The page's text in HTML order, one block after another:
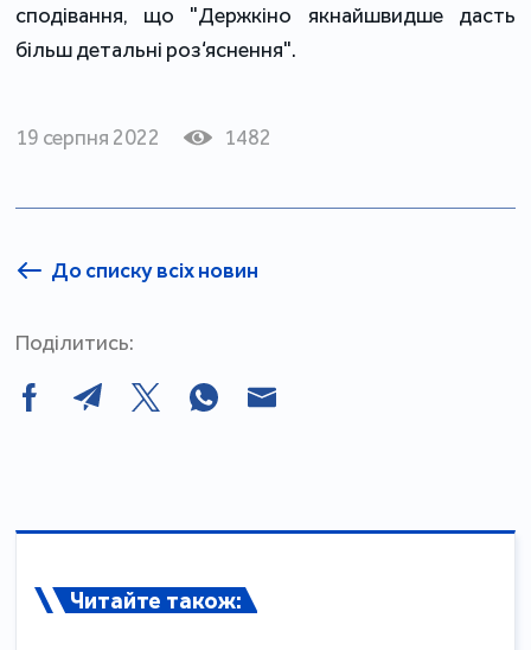
сподівання, що "Держкіно якнайшвидше дасть
більш детальні роз‘яснення".
19 серпня 2022 1482
До списку всіх новин
Поділитись:
Читайте також: